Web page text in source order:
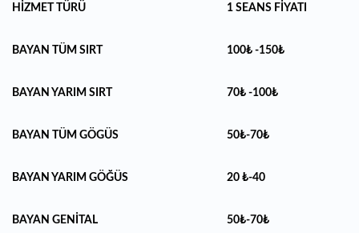
HİZMET TÜRÜ 1 SEANS FİYATI
BAYAN TÜM SIRT 100₺ -150₺
BAYAN YARIM SIRT 70₺ -100₺
BAYAN TÜM GÖGÜS 50₺-70₺
BAYAN YARIM GÖĞÜS 20 ₺-40
BAYAN GENİTAL 50₺-70₺